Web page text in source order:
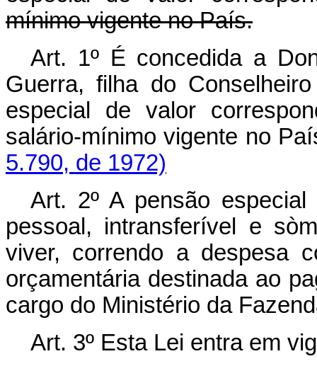
mínimo vigente no País.
Art. 1º É concedida a
Guerra, filha do
especial de valor
salário-mínimo vigente
5.790, de 1972)
Art. 2º A pensão
pessoal, intransferível e
viver, correndo a despesa
orçamentária destinada ao
cargo do Ministério da
Art. 3º Esta Lei entra em